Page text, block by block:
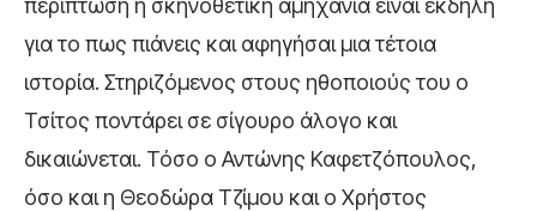
περίπτωση η σκηνοθετική αμηχανία είναι έκδηλη
για το πως πιάνεις και αφηγήσαι μια τέτοια
ιστορία. Στηριζόμενος στους ηθοποιούς του ο
Τσίτος ποντάρει σε σίγουρο άλογο και
δικαιώνεται. Τόσο ο Αντώνης Καφετζόπουλος,
όσο και η Θεοδώρα Τζίμου και ο Χρήστος